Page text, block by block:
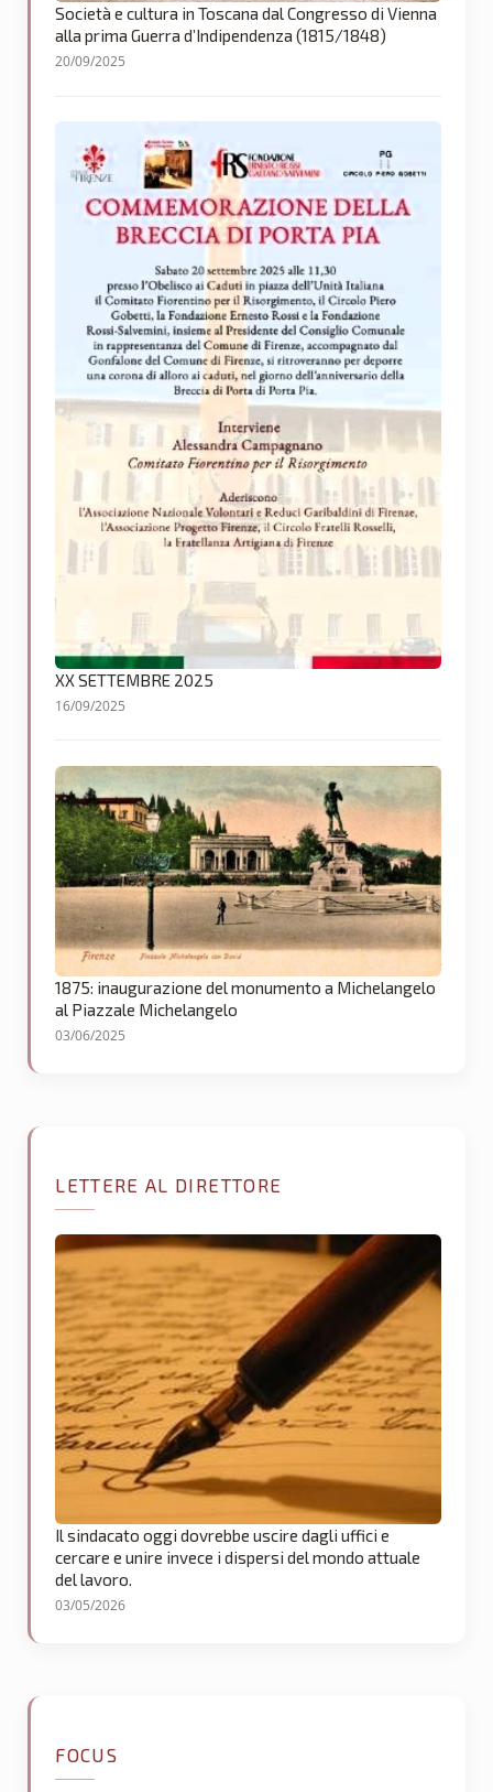
Società e cultura in Toscana dal Congresso di Vienna
alla prima Guerra d’Indipendenza (1815/1848)
20/09/2025
XX SETTEMBRE 2025
16/09/2025
1875: inaugurazione del monumento a Michelangelo
al Piazzale Michelangelo
03/06/2025
LETTERE AL DIRETTORE
Il sindacato oggi dovrebbe uscire dagli uffici e
cercare e unire invece i dispersi del mondo attuale
del lavoro.
03/05/2026
FOCUS